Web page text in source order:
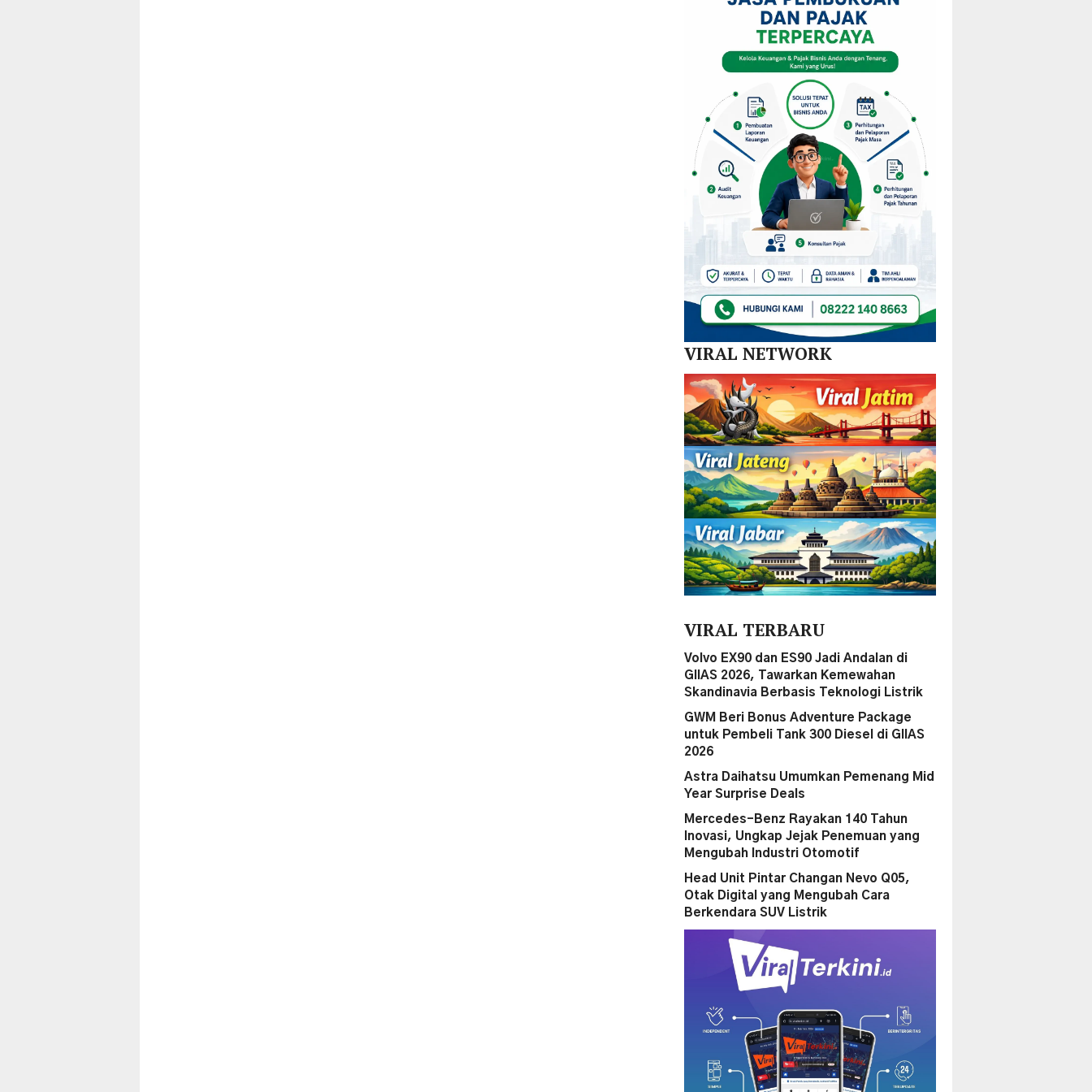
Kejurprov
Malut
Dalam
Akejira
Mulai
Redistribusi
Guru
di 10
Kecamatan
KPPD
Inovasi
Hilirisasi
Nikel
SPBE
VIRAL NETWORK
VIRAL TERBARU
Volvo EX90 dan ES90 Jadi Andalan di
GIIAS 2026, Tawarkan Kemewahan
Skandinavia Berbasis Teknologi Listrik
GWM Beri Bonus Adventure Package
untuk Pembeli Tank 300 Diesel di GIIAS
2026
Astra Daihatsu Umumkan Pemenang Mid
Year Surprise Deals
Mercedes-Benz Rayakan 140 Tahun
Inovasi, Ungkap Jejak Penemuan yang
Mengubah Industri Otomotif
Head Unit Pintar Changan Nevo Q05,
Otak Digital yang Mengubah Cara
Berkendara SUV Listrik